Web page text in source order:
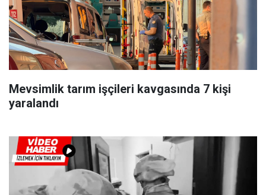
Mevsimlik tarım işçileri kavgasında 7 kişi
yaralandı